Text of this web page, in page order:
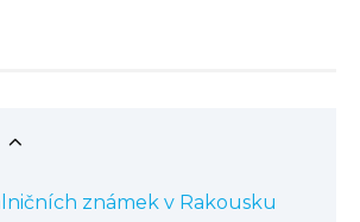
známek v Rakousku